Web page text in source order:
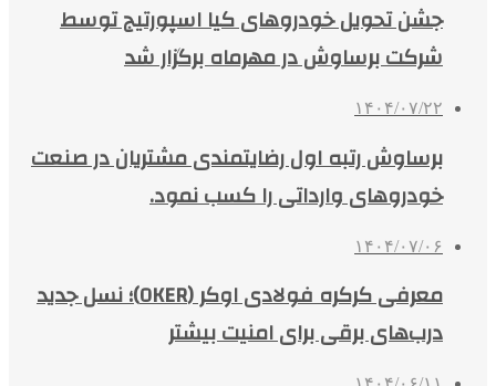
جشن تحویل خودروهای کیا اسپورتیج توسط
شرکت برساوش در مهرماه برگزار شد
۱۴۰۴/۰۷/۲۲
برساوش رتبه اول رضایتمندی مشتریان در صنعت
خودروهای وارداتی را کسب نمود.
۱۴۰۴/۰۷/۰۶
معرفی کرکره فولادی اوکر (OKER)؛ نسل جدید
درب‌های برقی برای امنیت بیشتر